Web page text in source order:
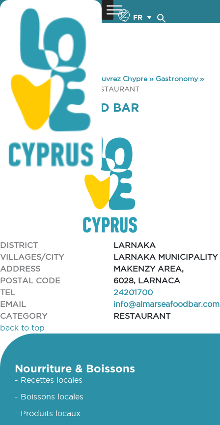
FR
You are here: Home »Découvrez Chypre» Gastronomy»
ALMAR SEAFOOD BAR RESTAURANT
ALMAR SEAFOOD BAR
RESTAURANT
DISTRICT
LARNAKA
VILLAGES/CITY
LARNAKA MUNICIPALITY
ADDRESS
MAKENZY AREA,
POSTAL CODE
6028, LARNACA
TEL
24201700
EMAIL
info@almarseafoodbar.com
CATEGORY
RESTAURANT
back to top
Nourriture & Boissons
- Recettes locales
- Boissons locales
- Produits locaux